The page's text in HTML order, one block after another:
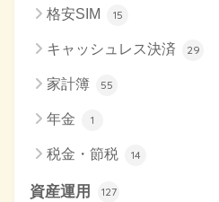
格安SIM 15
キャッシュレス決済 29
家計簿 55
年金 1
税金・節税 14
資産運用 127